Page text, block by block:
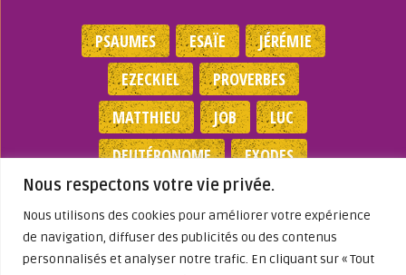
Nous respectons votre vie privée.
Nous utilisons des cookies pour améliorer votre expérience
de navigation, diffuser des publicités ou des contenus
personnalisés et analyser notre trafic. En cliquant sur « Tout
PSAUMES ESAÏE
JÉRÉMIE
EZECKIEL
PROVERBES
MATTHIEU
JOB
LUC
DEUTÉRONOME
EXODES
NOMBRES
JEAN 1 SAMUEL
Mentions légales|Politique de
confidentialité|Partenaires|Dieu A Agi